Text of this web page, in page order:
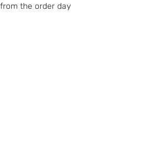
the order day